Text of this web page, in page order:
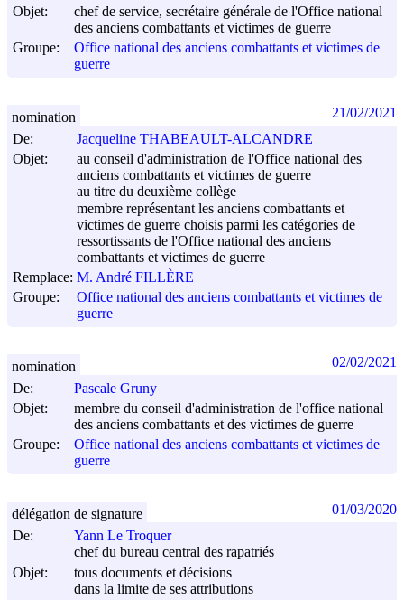
Objet:
chef de service, secrétaire générale de l'Office national
des anciens combattants et victimes de guerre
Groupe:
Office national des anciens combattants et victimes de
guerre
De:
Jacqueline THABEAULT-ALCANDRE
Objet:
au conseil d'administration de l'Office national des
anciens combattants et victimes de guerre
au titre du deuxième collège
membre représentant les anciens combattants et
victimes de guerre choisis parmi les catégories de
ressortissants de l'Office national des anciens
combattants et victimes de guerre
Remplace: M. André FILLÈRE
Groupe:
Office national des anciens combattants et victimes de
guerre
nomination 21/02/2021
De:
Pascale Gruny
Objet:
membre du conseil d'administration de l'office national
des anciens combattants et des victimes de guerre
Groupe:
Office national des anciens combattants et victimes de
guerre
nomination 02/02/2021
De:
Yann Le Troquer
chef du bureau central des rapatriés
Objet:
tous documents et décisions
dans la limite de ses attributions
délégation de signature 01/03/2020